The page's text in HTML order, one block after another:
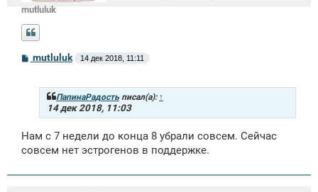
mutluluk
С
е
mutluluk 14 дек 2018, 11:11
ПапинаРадость писал(а): ↑
14 дек 2018, 11:03
Нам с 7 недели до конца 8 убрали совсем. Сейчас
совсем нет эстрогенов в поддержке.